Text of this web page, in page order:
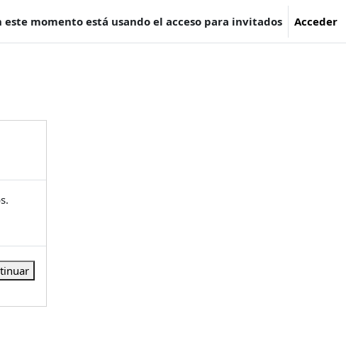
este momento está usando el acceso para invitados Acceder